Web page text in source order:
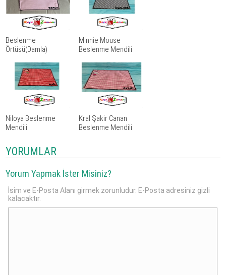
Beslenme
Örtüsü(Damla)
Minnie Mouse
Beslenme Mendili
Niloya Beslenme
Mendili
Kral Şakir Canan
Beslenme Mendili
YORUMLAR
Yorum Yapmak İster Misiniz?
İsim ve E-Posta Alanı girmek zorunludur. E-Posta adresiniz gizli
kalacaktır.